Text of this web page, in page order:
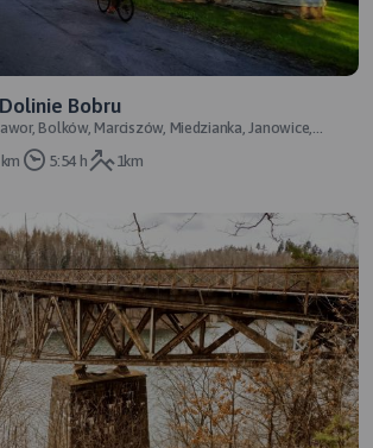
Bobru
Bolków, Marciszów, Miedzianka, Janowice,
Pilchow
5:54 h 1km